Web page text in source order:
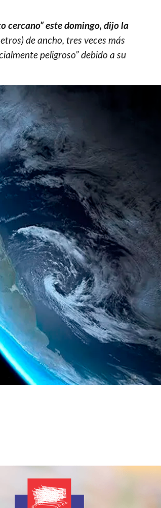
cercano” este domingo, dijo la
de ancho, tres veces más
peligroso” debido a su